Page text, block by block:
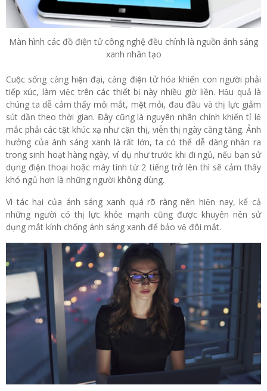
Màn hình các đồ điện tử công nghệ đều chính là nguồn ánh sáng
xanh nhân tạo
Cuộc sống càng hiện đại, càng điện tử hóa khiến con người phải
tiếp xúc, làm việc trên các thiết bị này nhiều giờ liền. Hậu quả là
chúng ta dễ cảm thấy mỏi mắt, mệt mỏi, đau đầu và thị lực giảm
sút dần theo thời gian. Đây cũng là nguyên nhân chính khiến tỉ lệ
mắc phải các tật khúc xạ như cận thị, viễn thị ngày càng tăng. Ảnh
hưởng của ánh sáng xanh là rất lớn, ta có thể dễ dàng nhận ra
trong sinh hoạt hàng ngày, ví dụ như trước khi đi ngủ, nếu bạn sử
dụng điện thoại hoặc máy tính từ 2 tiếng trở lên thì sẽ cảm thấy
khó ngủ hơn là những người không dùng.
Vì tác hại của ánh sáng xanh quá rõ ràng nên hiện nay, kể cả
những người có thị lực khỏe mạnh cũng được khuyên nên sử
dụng mắt kính chống ánh sáng xanh để bảo vệ đôi mắt.